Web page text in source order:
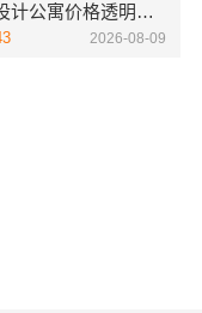
平湖设计公寓价格透明吗？嘉兴家美建材科技为您规划
2026-08-09